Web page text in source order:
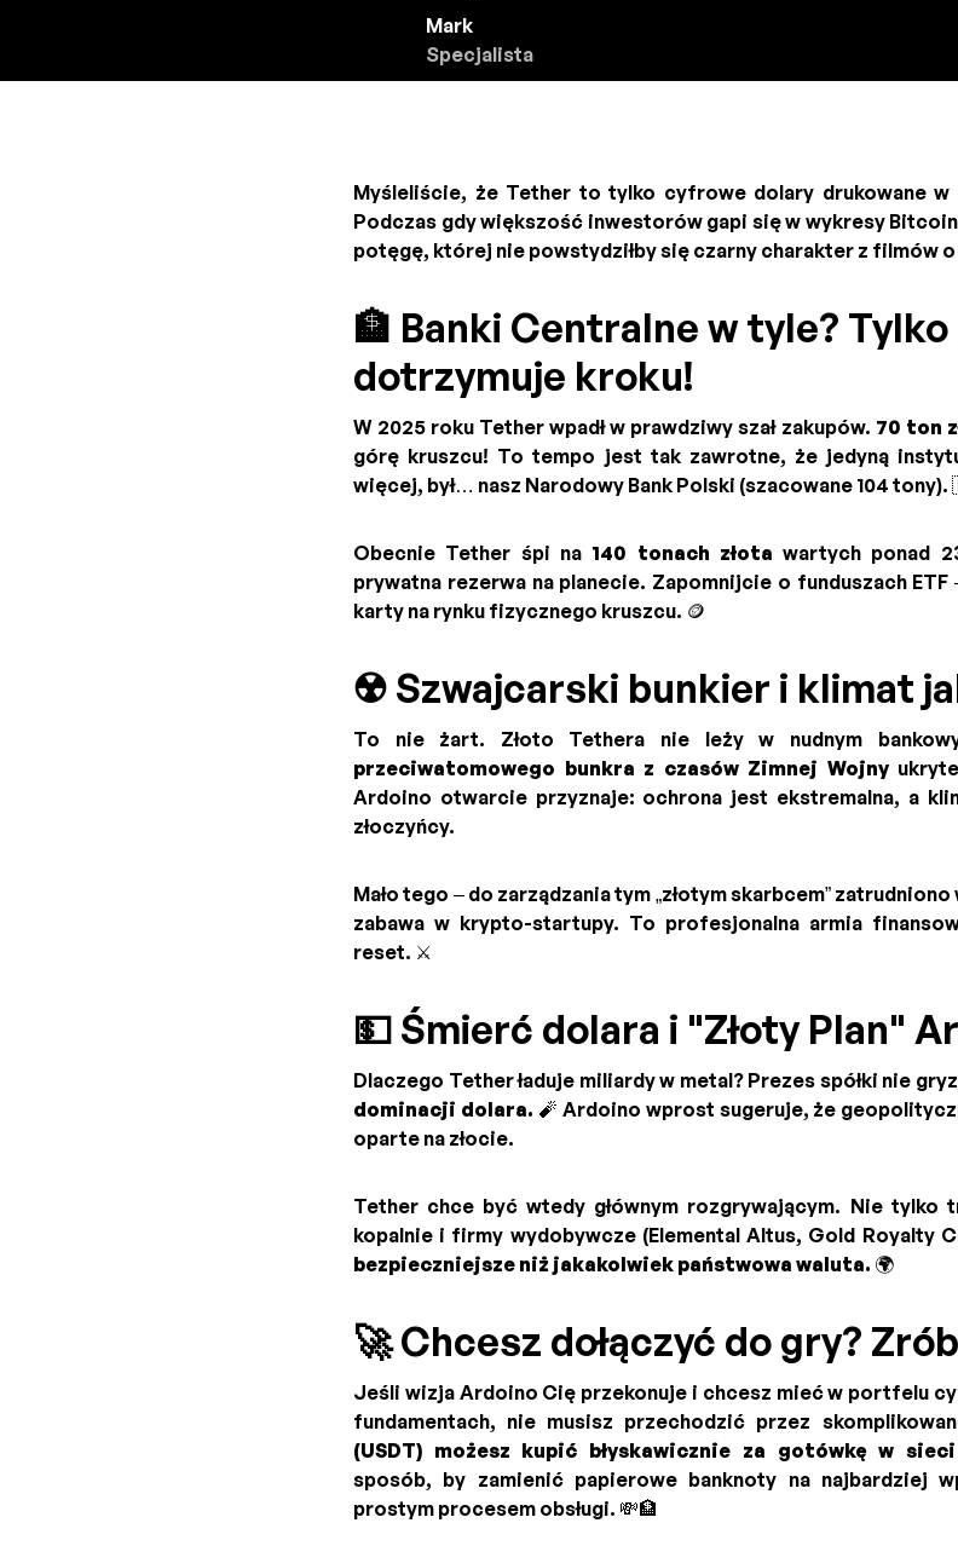
Mark
Specjalista
Myśleliście, że Tether to tylko cyfrowe dolary drukowane w
Podczas gdy większość inwestorów gapi się w wykresy
potęgę, której nie powstydziłby się czarny charakter z filmów o
🏦 Banki Centralne w tyle? Tylko
dotrzymuje kroku!
W 2025 roku Tether wpadł w prawdziwy szał zakupów. 70 ton
górę kruszcu! To tempo jest tak zawrotne, że jedyną
więcej, był… nasz Narodowy Bank Polski (szacowane 104
Obecnie Tether śpi na 140 tonach złota wartych ponad
prywatna rezerwa na planecie. Zapomnijcie o funduszach
karty na rynku fizycznego kruszcu. 🪙
☢️ Szwajcarski bunkier i klimat
To nie żart. Złoto Tethera nie leży w nudnym
przeciwatomowego bunkra z czasów Zimnej Wojny
Ardoino otwarcie przyznaje: ochrona jest ekstremalna, a
złoczyńcy.
Mało tego – do zarządzania tym „złotym skarbcem”
zabawa w krypto-startupy. To profesjonalna armia
reset. ⚔️
💵 Śmierć dolara i "Złoty Plan"
Dlaczego Tether ładuje miliardy w metal? Prezes spółki nie
dominacji dolara. 🧨 Ardoino wprost sugeruje, że
oparte na złocie.
Tether chce być wtedy głównym rozgrywającym. Nie tylko
kopalnie i firmy wydobywcze (Elemental Altus, Gold Royalty
bezpieczniejsze niż jakakolwiek państwowa waluta. 🌍
🚀 Chcesz dołączyć do gry?
Jeśli wizja Ardoino Cię przekonuje i chcesz mieć w portfelu
fundamentach, nie musisz przechodzić przez
(USDT) możesz kupić błyskawicznie za gotówkę w sieci
sposób, by zamienić papierowe banknoty na najbardziej
prostym procesem obsługi. 💸🏦